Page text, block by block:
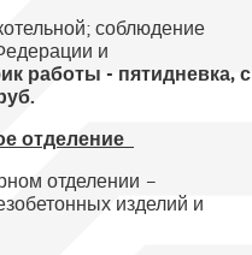
соблюдение
и
работы - пятидневка, с
отделение
отделении –
изделий и